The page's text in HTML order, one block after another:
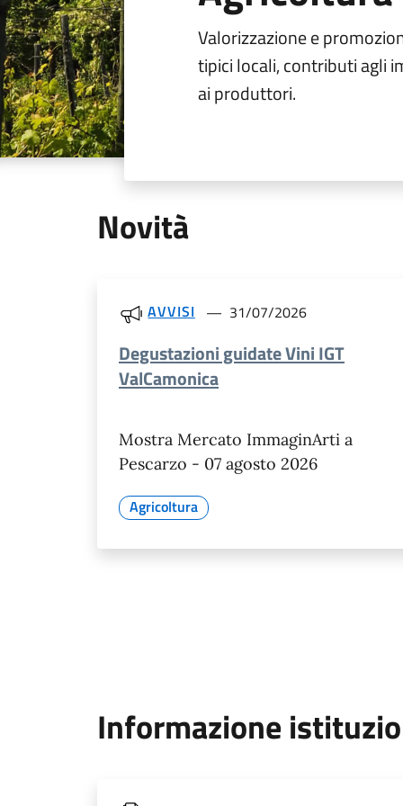
Valorizzazione e
tipici locali, contributi agli
ai produttori.
Novità
AVVISI 31/07/2026
Degustazioni guidate Vini IGT
ValCamonica
Mostra Mercato ImmaginArti a
Pescarzo - 07 agosto 2026
Agricoltura
Informazione